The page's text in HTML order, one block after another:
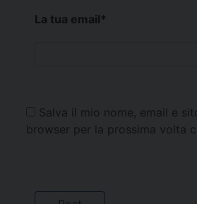
La tua email*
Salva il mio nome, email e
browser per la prossima volta